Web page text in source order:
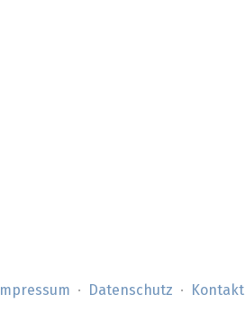
Impressum Datenschutz Kontakt